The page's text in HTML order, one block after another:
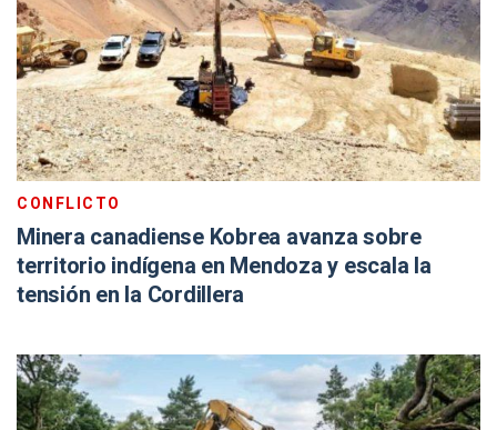
CONFLICTO
Minera canadiense Kobrea avanza sobre
territorio indígena en Mendoza y escala la
tensión en la Cordillera